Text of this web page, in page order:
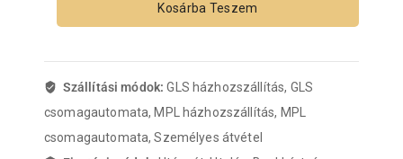
Kosárba Teszem
Szállítási módok:GLS házhozszállítás, GLS
csomagautomata, MPL házhozszállítás, MPL
csomagautomata, Személyes átvétel